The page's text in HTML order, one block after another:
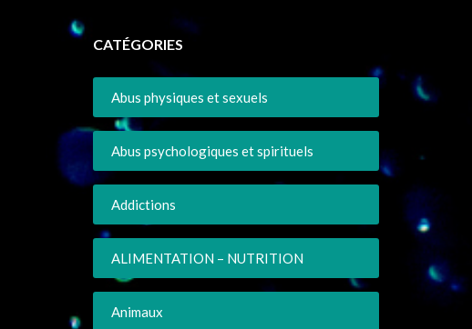
CATÉGORIES
Abus physiques et sexuels
Abus psychologiques et spirituels
Addictions
ALIMENTATION – NUTRITION
Animaux